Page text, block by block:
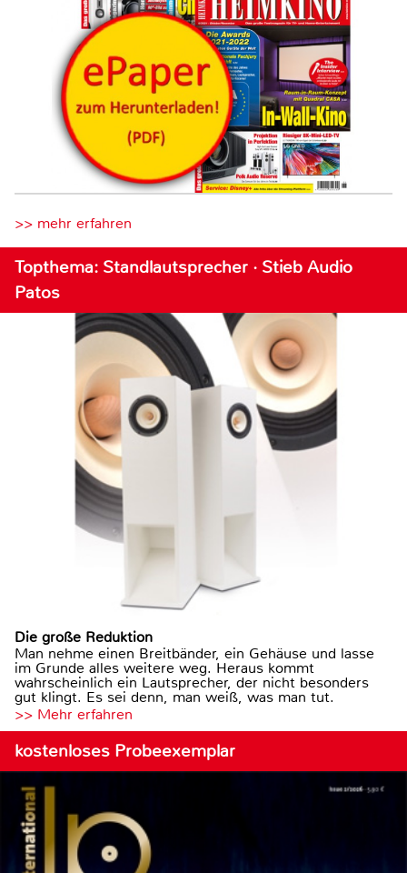
>> mehr erfahren
Topthema: Standlautsprecher · Stieb Audio
Patos
Die große Reduktion
Man nehme einen Breitbänder, ein Gehäuse und lasse
im Grunde alles weitere weg. Heraus kommt
wahrscheinlich ein Lautsprecher, der nicht besonders
gut klingt. Es sei denn, man weiß, was man tut.
>> Mehr erfahren
kostenloses Probeexemplar